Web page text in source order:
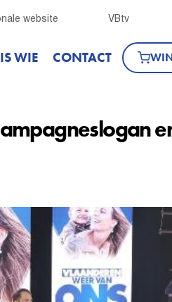
website VBtv
WIE CONTACT